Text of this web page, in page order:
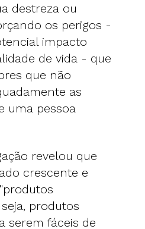
destreza ou
os perigos -
impacto
de vida - que
que não
as
uma pessoa
revelou que
crescente e
produtos
serem fáceis de